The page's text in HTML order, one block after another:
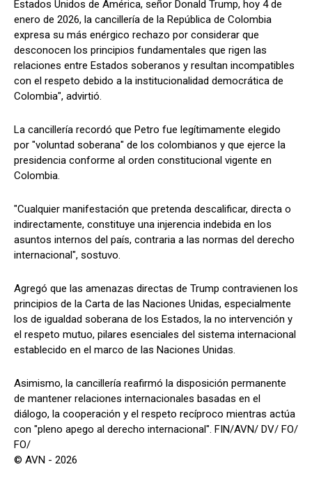
Estados Unidos de América, señor Donald Trump, hoy 4 de
enero de 2026, la cancillería de la República de Colombia
expresa su más enérgico rechazo por considerar que
desconocen los principios fundamentales que rigen las
relaciones entre Estados soberanos y resultan incompatibles
con el respeto debido a la institucionalidad democrática de
Colombia", advirtió.
La cancillería recordó que Petro fue legítimamente elegido
por "voluntad soberana" de los colombianos y que ejerce la
presidencia conforme al orden constitucional vigente en
Colombia.
"Cualquier manifestación que pretenda descalificar, directa o
indirectamente, constituye una injerencia indebida en los
asuntos internos del país, contraria a las normas del derecho
internacional", sostuvo.
Agregó que las amenazas directas de Trump contravienen los
principios de la Carta de las Naciones Unidas, especialmente
los de igualdad soberana de los Estados, la no intervención y
el respeto mutuo, pilares esenciales del sistema internacional
establecido en el marco de las Naciones Unidas.
Asimismo, la cancillería reafirmó la disposición permanente
de mantener relaciones internacionales basadas en el
diálogo, la cooperación y el respeto recíproco mientras actúa
con "pleno apego al derecho internacional". FIN/AVN/ DV/ FO/
FO/
© AVN - 2026